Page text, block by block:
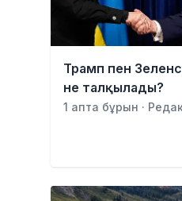
Трамп пен
не талқылады?
1 апта бұрын ·